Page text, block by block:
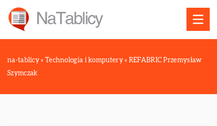
na-tablicy » Technologia i komputery» REFABRIC Przemysław
Szymczak